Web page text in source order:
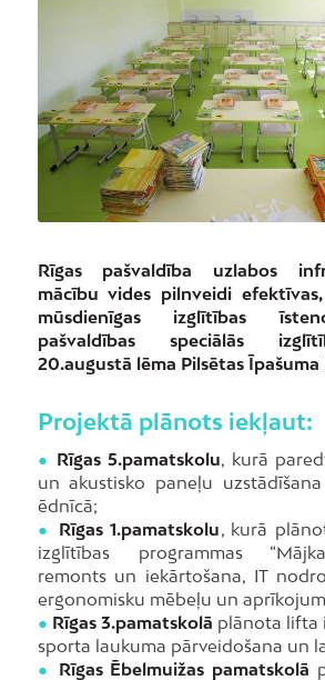
Rīgas pašvaldība uzlabos
mācību vides pilnveidi
mūsdienīgas izglītības
pašvaldības speciālās
20.augustā lēma Pilsētas
Projektā plānots iekļaut:
● Rīgas 5.pamatskolu , kurā
un akustisko paneļu
ēdnīcā;
●
Rīgas 1.pamatskolu , kurā
izglītības programmas
remonts un iekārtošana, IT
ergonomisku mēbeļu un
● Rīgas 3.pamatskolā plānota lifta
sporta laukuma pārveidošana un
●
Rīgas Ēbelmuižas pamatskolā